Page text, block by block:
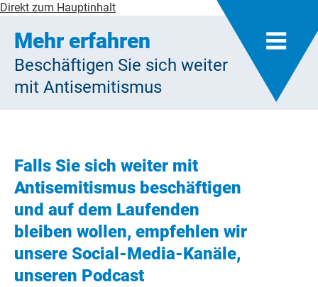
Direkt zum Hauptinhalt
Mehr erfahren
Beschäftigen Sie sich weiter
mit Antisemitismus
Falls Sie sich weiter mit
Antisemitismus beschäftigen
und auf dem Laufenden
bleiben wollen, empfehlen wir
unsere Social-Media-Kanäle,
unseren Podcast